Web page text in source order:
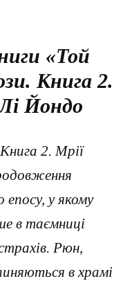
«Той
Книга 2.
Йондо
2. Мрії
епосу, у якому
в таємниці
Рюн,
в храмі